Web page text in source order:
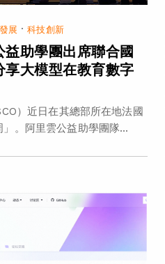
展 ·科技創新
助學團出席聯合國
大模型在教育數字
）近日在其總部所在地法國
。阿里雲公益助學團隊...